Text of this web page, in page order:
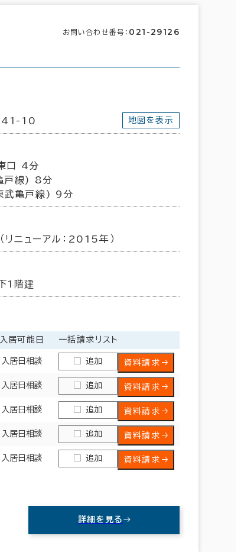
お問い合わせ番号： 021-29126
41-10 地図を表示
口 4分
戸線) 8分
武亀戸線) 9分
ニューアル：2015年）
1階建
入居可能日 一括請求リスト
入居日相談 追加 資料請求
入居日相談 追加 資料請求
入居日相談 追加 資料請求
入居日相談 追加 資料請求
入居日相談 追加 資料請求
詳細を見る